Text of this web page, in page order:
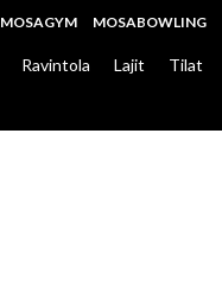
MOSAGYM MOSABOWLING
Ravintola Lajit Tilat